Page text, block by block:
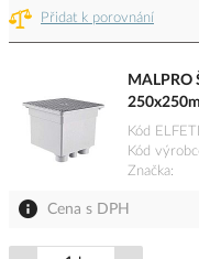
Přidat k porovnání
MALPRO
Kód
Kód
Značka
Cena s DPH